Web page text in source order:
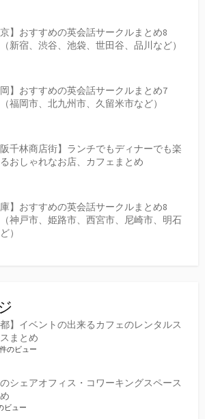
京】おすすめの英会話サークルまとめ8
新宿、渋谷、池袋、世田谷、品川など）
岡】おすすめの英会話サークルまとめ7
福岡市、北九州市、久留米市など）
阪千林商店街】ランチでもディナーでも楽
おしゃれなお店、カフェまとめ
庫】おすすめの英会話サークルまとめ8
神戸市、姫路市、西宮市、尼崎市、明石
）
都】イベントの出来るカフェのレンタルス
まとめ
のビュー
シェアオフィス・コワーキングスペース
ビュー